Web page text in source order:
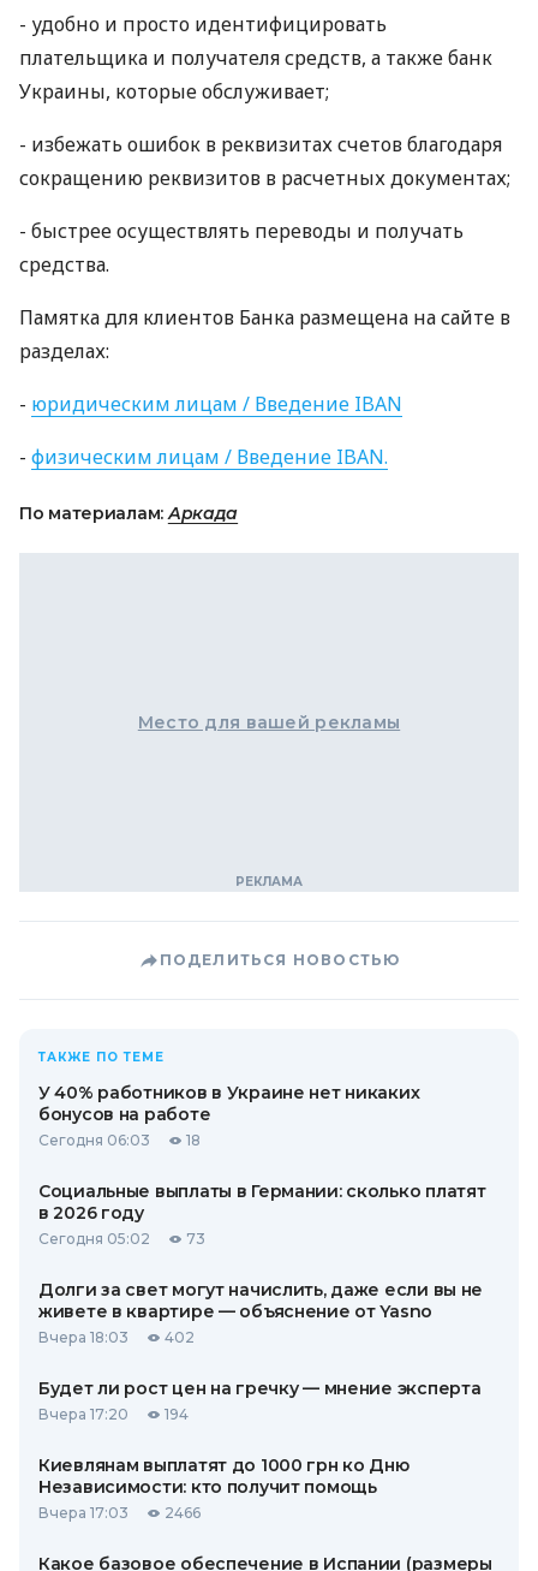
- удобно и просто идентифицировать
плательщика и получателя средств, а также банк
Украины, которые обслуживает;
- избежать ошибок в реквизитах счетов благодаря
сокращению реквизитов в расчетных документах;
- быстрее осуществлять переводы и получать
средства.
Памятка для клиентов Банка размещена на сайте в
разделах:
- юридическим лицам / Введение IBAN
- физическим лицам / Введение IBAN.
По материалам:Аркада
Место для вашей рекламы
ПОДЕЛИТЬСЯ НОВОСТЬЮ
ТАКЖЕ ПО ТЕМЕ
У 40% работников в Украине нет никаких
бонусов на работе
Сегодня 06:03 18
Социальные выплаты в Германии: сколько платят
в 2026 году
Сегодня 05:02 73
Долги за свет могут начислить, даже если вы не
живете в квартире — объяснение от Yasno
Вчера 18:03 402
Будет ли рост цен на гречку — мнение эксперта
Вчера 17:20 194
Киевлянам выплатят до 1000 грн ко Дню
Независимости: кто получит помощь
Вчера 17:03 2466
Какое базовое обеспечение в Испании (размеры